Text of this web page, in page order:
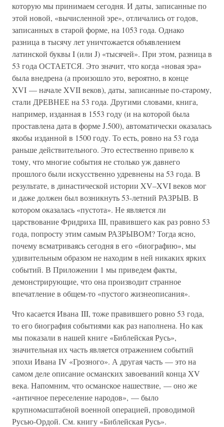
которую мы принимаем сегодня. И даты, записанные по
этой новой, «вычисленной эре», отличались от годов,
записанных в старой форме, на 1053 года. Однако
разница в тысячу лет уничтожается объявлением
латинской буквы I (или J) «тысячей». При этом, разница в
53 года ОСТАЕТСЯ. Это значит, что когда «новая эра»
была внедрена (а произошло это, вероятно, в конце
XVI — начале XVII веков), даты, записанные по-старому,
стали ДРЕВНЕЕ на 53 года. Другими словами, книга,
например, изданная в 1553 году (и на которой была
проставлена дата в форме J.500), автоматически оказалась
якобы изданной в 1500 году. То есть, ровно на 53 года
раньше действительного. Это естественно привело к
тому, что многие события не столько уж давнего
прошлого были искусственно удревнены на 53 года. В
результате, в династической истории XV–XVI веков мог
и даже должен был возникнуть 53-летний РАЗРЫВ. В
котором оказалась «пустота». Не является ли
царствование Фридриха III, правившего как раз ровно 53
года, попросту этим самым РАЗРЫВОМ? Тогда ясно,
почему всматриваясь сегодня в его «биографию», мы
удивительным образом не находим в ней никаких ярких
событий. В Приложении 1 мы приведем факты,
демонстрирующие, что она производит странное
впечатление в общем-то «пустого жизнеописания».
Что касается Ивана III, тоже правившего ровно 53 года,
то его биография событиями как раз наполнена. Но как
мы показали в нашей книге «Библейская Русь»,
значительная их часть является отражением событий
эпохи Ивана IV «Грозного». А другая часть — это на
самом деле описание османских завоеваний конца XV
века. Напомним, что османское нашествие, — оно же
«античное переселение народов», — было
крупномасштабной военной операцией, проводимой
Русью-Ордой. См. книгу «Библейская Русь».